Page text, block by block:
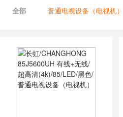
全部 普通电视设备（电视机）